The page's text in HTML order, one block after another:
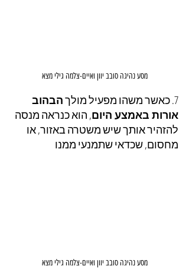
מסע נהיגה סובב יוון ואיים-צלמה גילי מצא
7. כאשר משהו מפעיל מולך
הבהוב
אורות באמצע היום, הוא כנראה מנסה
להזהיר אותך שיש משטרה באזור, או
מחסום, שכדאי שתמנעי ממנו
מסע נהיגה סובב יוון ואיים-צלמה גילי מצא